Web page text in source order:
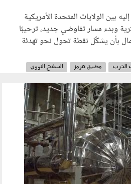
بين الولايات المتحدة الأمريكية
وبدء مسار تفاوضي جديد، ترحيبًا
بأن يشكّل نقطة تحول نحو تهدئة
الحرب مضيق هرمز
السلاح النووي